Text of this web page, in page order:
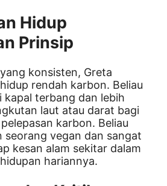
Hidup
Prinsip
konsisten, Greta
rendah karbon. Beliau
kapal terbang dan lebih
laut atau darat bagi
karbon. Beliau
seorang vegan dan sangat
kesan alam sekitar dalam
hariannya.